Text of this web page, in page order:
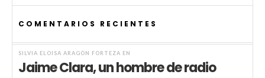
COMENTARIOS RECIENTES
SILVIA ELOISA ARAGÓN FORTEZA EN
Jaime Clara, un hombre de radio